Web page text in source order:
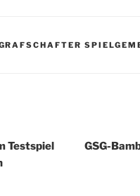
Testspiel
GSG-